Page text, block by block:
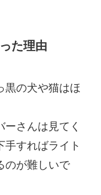
た理由
黒の犬や猫はほ
さんは見てく
手すればライト
のが難しいで